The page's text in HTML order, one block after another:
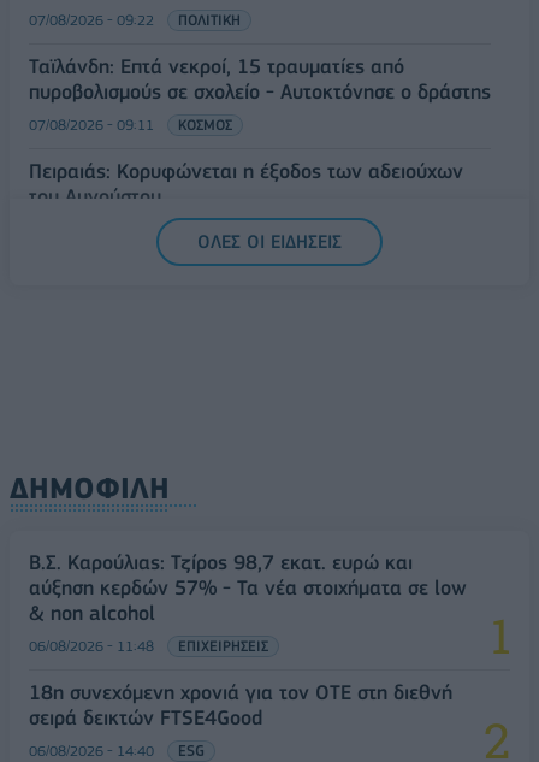
07/08/2026 - 09:22 ΠΟΛΙΤΙΚΗ
Ταϊλάνδη: Επτά νεκροί, 15 τραυματίες από
πυροβολισμούς σε σχολείο - Αυτοκτόνησε ο δράστης
07/08/2026 - 09:11 ΚΟΣΜΟΣ
Πειραιάς: Κορυφώνεται η έξοδος των αδειούχων
του Αυγούστου
ΟΛΕΣ ΟΙ ΕΙΔΗΣΕΙΣ
ΔΗΜΟΦΙΛΗ
Β.Σ. Καρούλιας: Τζίρος 98,7 εκατ. ευρώ και
αύξηση κερδών 57% - Τα νέα στοιχήματα σε low
& non alcohol
06/08/2026 - 11:48 ΕΠΙΧΕΙΡΗΣΕΙΣ
18η συνεχόμενη χρονιά για τον ΟΤΕ στη διεθνή
σειρά δεικτών FTSE4Good
06/08/2026 - 14:40 ESG